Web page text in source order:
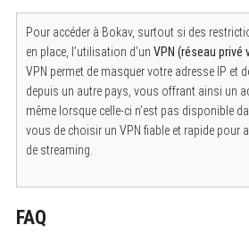
Pour accéder à Bokav, surtout si des
en place, l’utilisation d’un VPN (réseau privé
VPN permet de masquer votre adresse IP et
depuis un autre pays, vous offrant ainsi un
même lorsque celle-ci n’est pas disponible
vous de choisir un VPN fiable et rapide pour
de streaming.
FAQ